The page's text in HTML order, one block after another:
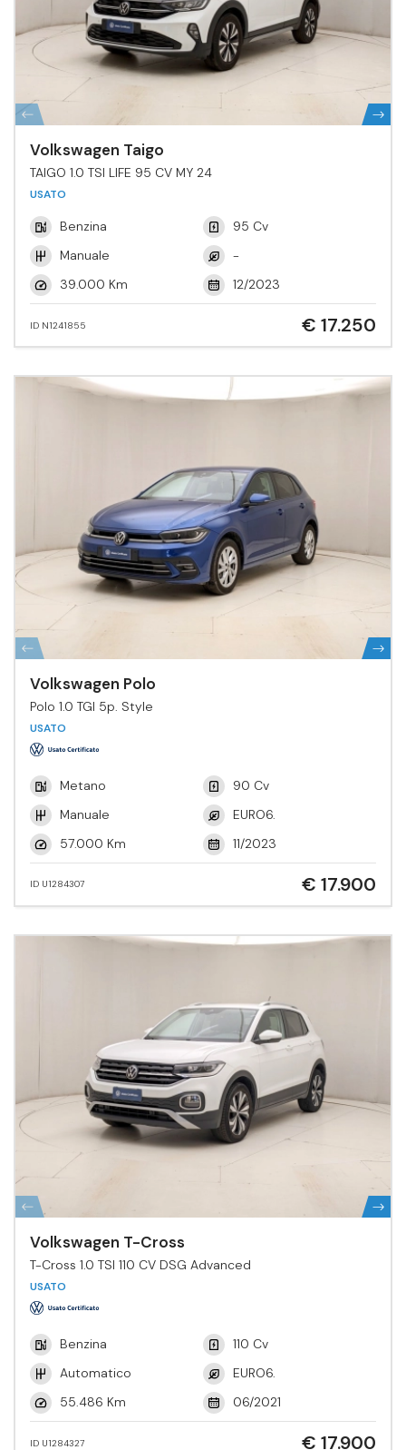
Volkswagen Taigo
TAIGO 1.0 TSI LIFE 95 CV MY 24
USATO
Benzina
95 Cv
Manuale
-
39.000 Km
12/2023
ID N1241855 € 17.250
Volkswagen Polo
Polo 1.0 TGI 5p. Style
USATO
Metano
90 Cv
Manuale
EURO6.
57.000 Km
11/2023
ID U1284307 € 17.900
Volkswagen T-Cross
T-Cross 1.0 TSI 110 CV DSG Advanced
USATO
Benzina
110 Cv
Automatico
EURO6.
55.486 Km
06/2021
ID U1284327 € 17.900